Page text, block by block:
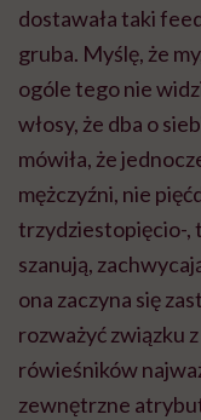
dostawała taki
gruba. Myślę, że
ogóle tego nie
włosy, że dba o
mówiła, że
mężczyźni, nie
trzydziestopięcio-,
szanują,
ona zaczyna się
rozważyć związku
rówieśników
zewnętrzne